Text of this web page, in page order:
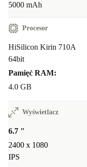
5000 mAh
Procesor
HiSilicon Kirin 710A
64bit
Pamięć RAM:
4.0 GB
Wyświetlacz
6.7 "
2400 x 1080
IPS